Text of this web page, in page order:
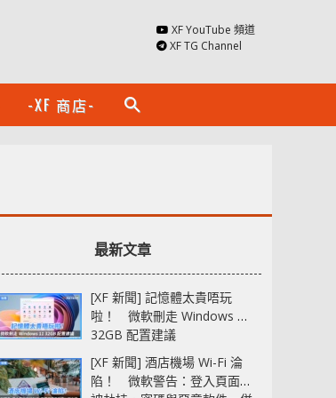
XF YouTube 頻道
XF TG Channel
-XF 商店- search
最新文章
[XF 新聞] 記憶體太貴唔玩
啦！ 微軟刪走 Windows 11
32GB 配置建議
[XF 新聞] 酒店機場 Wi-Fi 淪
陷！ 微軟警告：登入頁面可